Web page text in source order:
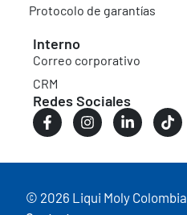
Protocolo de garantías
Interno
Correo corporativo
CRM
Redes Sociales
© 2026 Liqui Moly Colombia